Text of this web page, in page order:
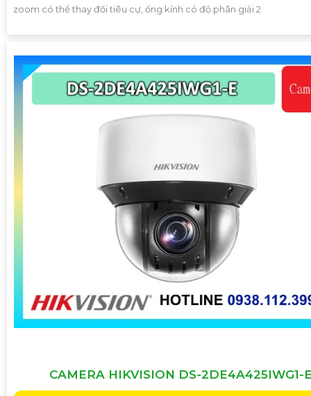
zoom có thể thay đổi tiêu cự, ống kính có độ phân giải 2
CAMERA HIKVISION DS-2DE4A425IWG1-